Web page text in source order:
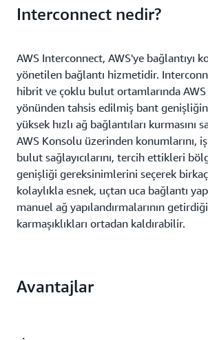
Interconnect nedir?
AWS Interconnect, AWS'ye bağlantıyı
yönetilen bağlantı hizmetidir.
hibrit ve çoklu bulut ortamlarında
yönünden tahsis edilmiş bant
yüksek hızlı ağ bağlantıları kurmasını
AWS Konsolu üzerinden konumlarını,
bulut sağlayıcılarını, tercih ettikleri
genişliği gereksinimlerini seçerek
kolaylıkla esnek, uçtan uca bağlantı
manuel ağ yapılandırmalarının
karmaşıklıkları ortadan kaldırabilir.
Avantajlar